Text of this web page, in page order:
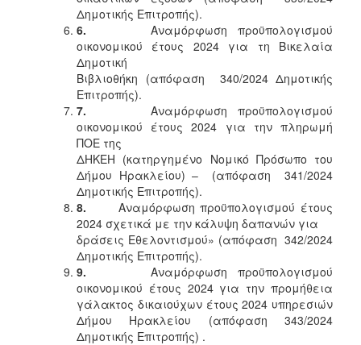
Δημοτικής Επιτροπής).
6. Αναμόρφωση προϋπολογισμού
οικονομικού έτους 2024 για τη Βικελαία
Δημοτική
Βιβλιοθήκη (απόφαση 340/2024 Δημοτικής
Επιτροπής).
7. Αναμόρφωση προϋπολογισμού
οικονομικού έτους 2024 για την πληρωμή
ΠΟΕ της
ΔΗΚΕΗ (κατηργημένο Νομικό Πρόσωπο του
Δήμου Ηρακλείου) – (απόφαση 341/2024
Δημοτικής Επιτροπής).
8. Αναμόρφωση προϋπολογισμού έτους
2024 σχετικά με την κάλυψη δαπανών για
δράσεις Εθελοντισμού» (απόφαση 342/2024
Δημοτικής Επιτροπής).
9. Αναμόρφωση προϋπολογισμού
οικονομικού έτους 2024 για την προμήθεια
γάλακτος δικαιούχων έτους 2024 υπηρεσιών
Δήμου Ηρακλείου (απόφαση 343/2024
Δημοτικής Επιτροπής) .